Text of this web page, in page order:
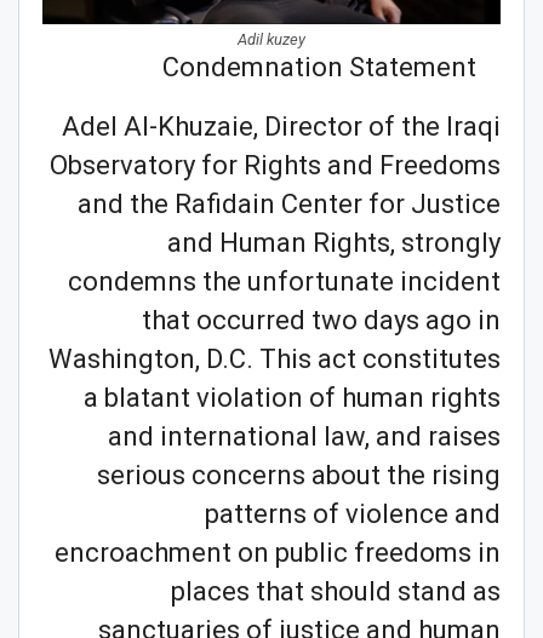
Adil kuzey
Condemnation Statement
Adel Al-Khuzaie, Director of the Iraqi
Observatory for Rights and Freedoms
and the Rafidain Center for Justice
and Human Rights, strongly
condemns the unfortunate incident
that occurred two days ago in
Washington, D.C. This act constitutes
a blatant violation of human rights
and international law, and raises
serious concerns about the rising
patterns of violence and
encroachment on public freedoms in
places that should stand as
sanctuaries of justice and human